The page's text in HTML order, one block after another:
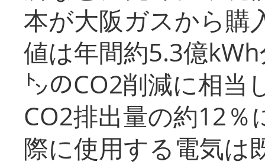
本が大阪ガスから購
値は年間約5.3億
㌧のCO2削減に相当
CO2排出量の約12％
際に使用する電気は